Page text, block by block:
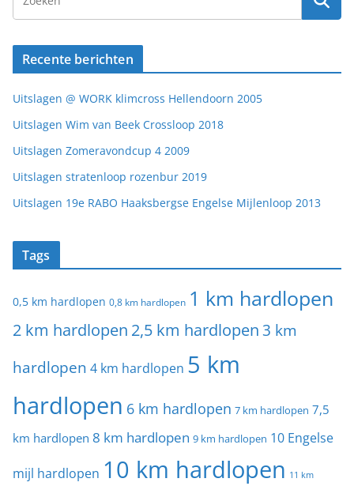
Recente berichten
Uitslagen @ WORK klimcross Hellendoorn 2005
Uitslagen Wim van Beek Crossloop 2018
Uitslagen Zomeravondcup 4 2009
Uitslagen stratenloop rozenbur 2019
Uitslagen 19e RABO Haaksbergse Engelse Mijlenloop 2013
Tags
0,5 km hardlopen 0,8 km hardlopen 1 km hardlopen
2 km hardlopen 2,5 km hardlopen 3 km
hardlopen 4 km hardlopen 5 km
hardlopen 6 km hardlopen 7 km hardlopen 7,5
km hardlopen 8 km hardlopen 9 km hardlopen 10 Engelse
mijl hardlopen 10 km hardlopen 11 km